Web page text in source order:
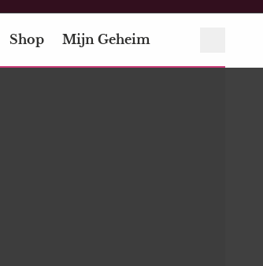
Shop Mijn Geheim